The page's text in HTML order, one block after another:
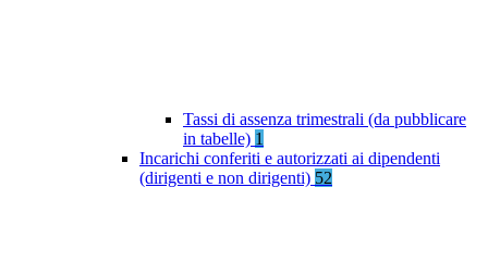
Tassi di assenza trimestrali (da pubblicare
in tabelle) 1
Incarichi conferiti e autorizzati ai dipendenti
(dirigenti e non dirigenti) 52